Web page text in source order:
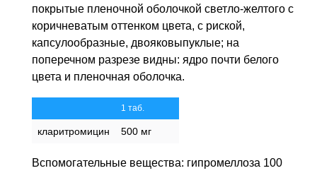
покрытые пленочной оболочкой светло-желтого с
коричневатым оттенком цвета, с риской,
капсулообразные, двояковыпуклые; на
поперечном разрезе видны: ядро почти белого
цвета и пленочная оболочка.
1 таб.
кларитромицин 500 мг
Вспомогательные вещества: гипромеллоза 100